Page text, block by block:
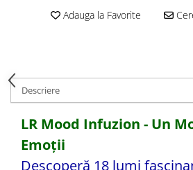
Adauga la Favorite
Descriere
LR Mood Infuzion - Un
Emoții
Descoperă 18 lumi